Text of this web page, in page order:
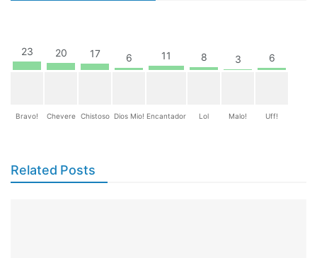
23
Bravo!
20
Chevere
17
Chistoso
6
Dios Mio!
11
Encantador
8
Lol
3
Malo!
6
Uff!
Related Posts